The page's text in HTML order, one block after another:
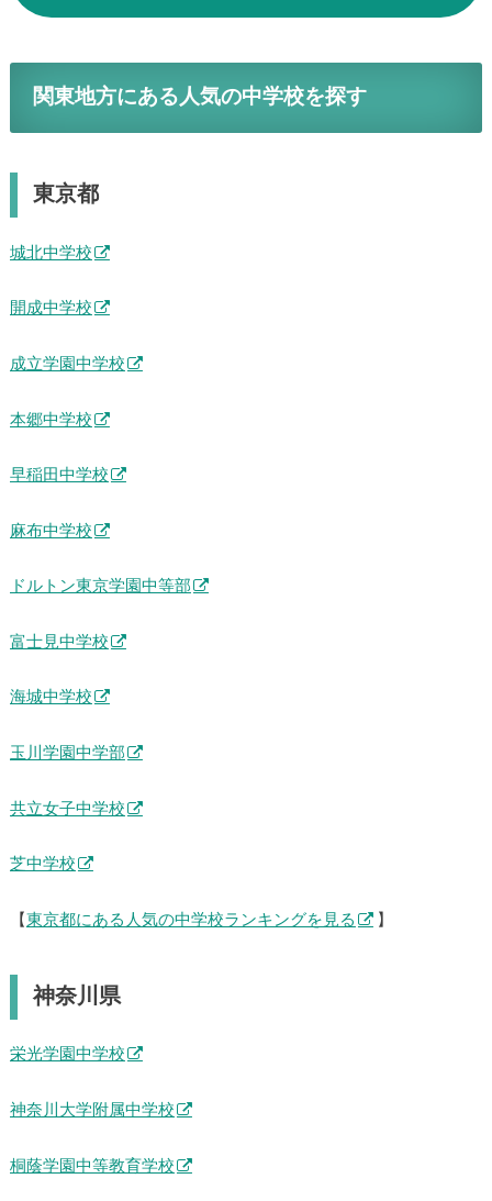
関東地方にある人気の中学校を探す
東京都
城北中学校
開成中学校
成立学園中学校
本郷中学校
早稲田中学校
麻布中学校
ドルトン東京学園中等部
富士見中学校
海城中学校
玉川学園中学部
共立女子中学校
芝中学校
【 東京都にある人気の中学校ランキングを見る 】
神奈川県
栄光学園中学校
神奈川大学附属中学校
桐蔭学園中等教育学校